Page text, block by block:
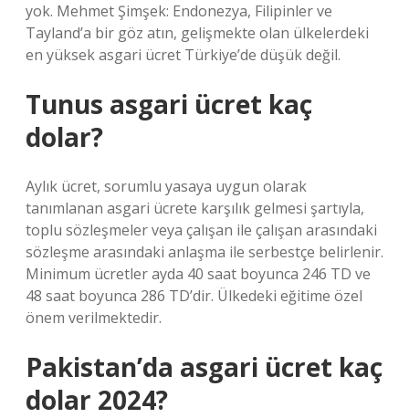
yok. Mehmet Şimşek: Endonezya, Filipinler ve
Tayland’a bir göz atın, gelişmekte olan ülkelerdeki
en yüksek asgari ücret Türkiye’de düşük değil.
Tunus asgari ücret kaç
dolar?
Aylık ücret, sorumlu yasaya uygun olarak
tanımlanan asgari ücrete karşılık gelmesi şartıyla,
toplu sözleşmeler veya çalışan ile çalışan arasındaki
sözleşme arasındaki anlaşma ile serbestçe belirlenir.
Minimum ücretler ayda 40 saat boyunca 246 TD ve
48 saat boyunca 286 TD’dir. Ülkedeki eğitime özel
önem verilmektedir.
Pakistan’da asgari ücret kaç
dolar 2024?